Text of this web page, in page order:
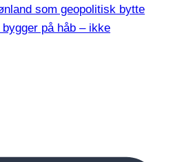
som geopolitisk bytte
på håb – ikke